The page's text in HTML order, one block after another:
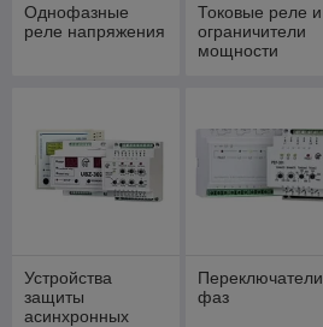
Однофазные
реле напряжения
Токовые реле и
ограничители
мощности
Устройства
защиты
асинхронных
Переключатели
фаз